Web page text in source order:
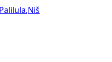
Palilula Niš